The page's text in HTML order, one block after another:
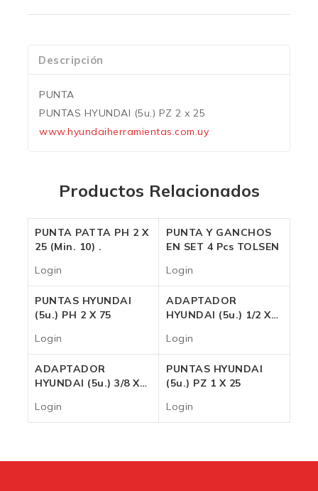
Descripción
PUNTA
PUNTAS HYUNDAI (5u.) PZ 2 x 25
www.hyundaiherramientas.com.uy
Productos Relacionados
PUNTA PATTA PH 2 X
25 (Min. 10) .
Login
PUNTA Y GANCHOS
EN SET 4 Pcs TOLSEN
Login
PUNTAS HYUNDAI
(5u.) PH 2 X 75
Login
ADAPTADOR
HYUNDAI (5u.) 1/2 X
Login
ADAPTADOR
HYUNDAI (5u.) 3/8 X
Login
PUNTAS HYUNDAI
(5u.) PZ 1 X 25
Login